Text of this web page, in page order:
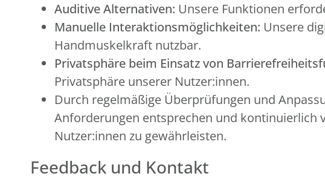
Auditive Alternativen: Unsere Funktionen
Manuelle Interaktionsmöglichkeiten: Unsere
Handmuskelkraft nutzbar.
Privatsphäre beim Einsatz von
Privatsphäre unserer Nutzer:innen.
Durch regelmäßige Überprüfungen und
Anforderungen entsprechen und kontinuierlich
Nutzer:innen zu gewährleisten.
Feedback und Kontakt